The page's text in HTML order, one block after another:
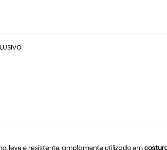
leve e resistente, amplamente utilizado em